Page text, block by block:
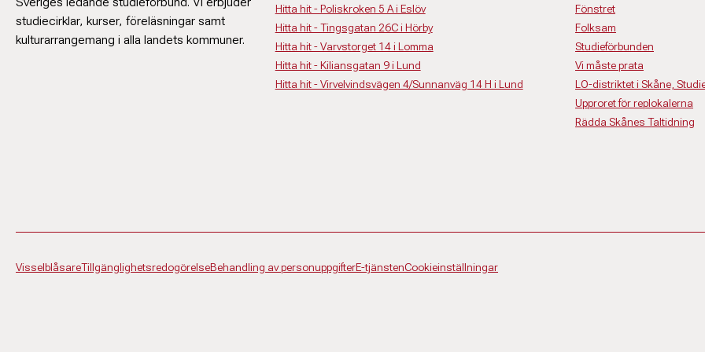
studiecirklar, kurser, föreläsningar samt
kulturarrangemang i alla landets kommuner.
Hitta hit - Poliskroken 5 A i Eslöv
Hitta hit - Tingsgatan 26C i Hörby
Hitta hit - Varvstorget 14 i Lomma
Hitta hit - Kiliansgatan 9 i Lund
Hitta hit - Virvelvindsvägen 4/Sunnanväg 14 H i Lund
Fönstret
Folksam
Studieförbunden
Vi måste prata
LO-distriktet i Skåne,
Upproret för replokalerna
Rädda Skånes Taltidning
VisselblåsareTillgänglighetsredogörelseBehandling av personuppgifterE-tjänstenCookieinställningar